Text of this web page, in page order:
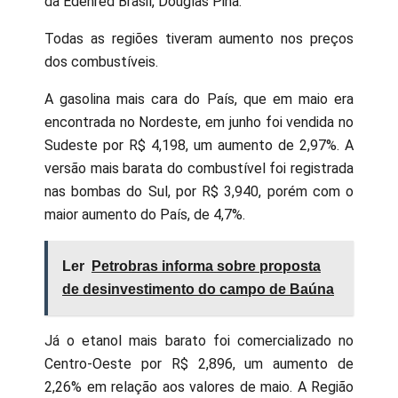
Todas as regiões tiveram aumento nos preços
dos combustíveis.
A gasolina mais cara do País, que em maio era
encontrada no Nordeste, em junho foi vendida no
Sudeste por R$ 4,198, um aumento de 2,97%. A
versão mais barata do combustível foi registrada
nas bombas do Sul, por R$ 3,940, porém com o
maior aumento do País, de 4,7%.
Ler
Petrobras informa sobre proposta
de desinvestimento do campo de Baúna
Já o etanol mais barato foi comercializado no
Centro-Oeste por R$ 2,896, um aumento de
2,26% em relação aos valores de maio. A Região